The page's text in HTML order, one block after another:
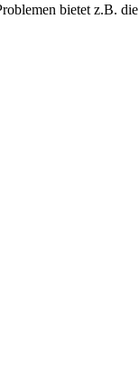
bietet z.B. die